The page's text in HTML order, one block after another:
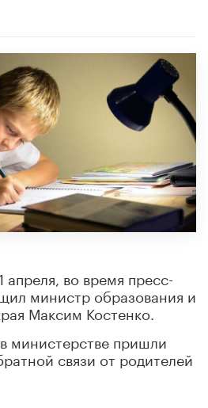
во время пресс-
министр образования и
Максим Костенко.
министерстве пришли
связи от родителей